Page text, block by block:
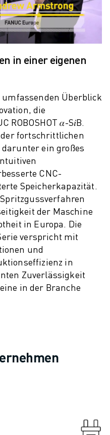
PAKET
-GEWINDESCHNEIDEN
in einer eigenen
umfassenden Überblick
die
ROBOSHOT 𝛼-S𝑖B.
fortschrittlichen
ein großes
CNC-
Speicherkapazität.
der Maschine
in Europa. Die
verspricht mit
und
in
Zuverlässigkeit
in der Branche